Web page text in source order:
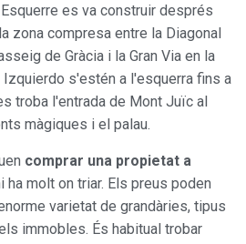
es va construir després
zona compresa entre la Diagonal
de Gràcia i la Gran Via en la
s'estén a l'esquerra fins a
troba l'entrada de Mont Juïc al
màgiques i el palau.
comprar una propietat a
ha molt on triar. Els preus poden
varietat de grandàries, tipus
immobles. És habitual trobar